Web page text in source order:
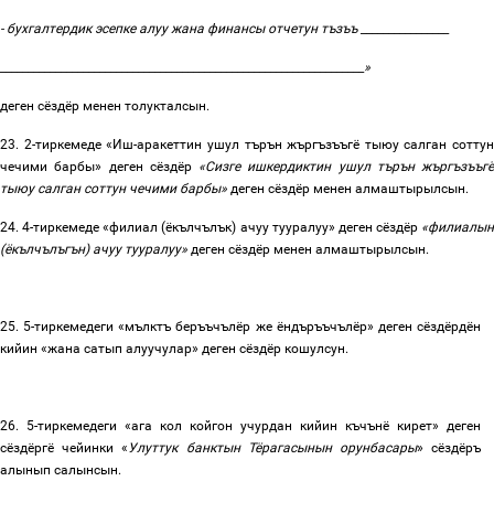
- бухгалтердик эсепке алуу жана финансы отчетун тъзъъ ________________
__________________________________________________________________»
деген сёздёр менен толукталсын.
23. 2-тиркемеде «Иш-аракеттин ушул търън жъргъзъъгё тыюу салган соттун
чечими барбы» деген сёздёр «Сизге ишкердиктин ушул търън жъргъзъъгё
тыюу салган соттун чечими барбы» деген сёздёр менен алмаштырылсын.
24. 4-тиркемеде «филиал (ёкълчълък) ачуу тууралуу» деген сёздёр «филиалын
(ёкълчълъгън) ачуу тууралуу» деген сёздёр менен алмаштырылсын.
25. 5-тиркемедеги «мълктъ беръъчълёр же ёндъръъчълёр» деген сёздёрдён
кийин «жана сатып алуучулар» деген сёздёр кошулсун.
26. 5-тиркемедеги «ага кол койгон учурдан кийин къчънё кирет» деген
сёздёргё чейинки «Улуттук банктын Тёрагасынын орунбасары» сёздёръ
алынып салынсын.